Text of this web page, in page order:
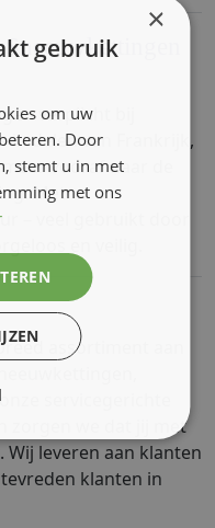
verplicht bij
in delen van Frankrijk,
vooraf naar de
Met
– veel gebruikt door
en veilig.
assortiment aan
servicegerichte
zorgen we dat jij met
leveren aan klanten
klanten in
×
gebruik
om uw
Door
stemt u in met
met ons